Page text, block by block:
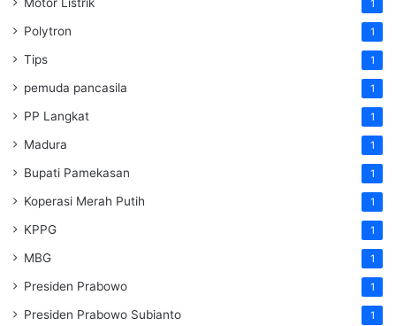
1
Polytron 1
Tips 1
pemuda pancasila 1
PP Langkat 1
Madura 1
Bupati Pamekasan 1
Koperasi Merah Putih 1
KPPG 1
MBG 1
Presiden Prabowo 1
Presiden Prabowo Subianto 1